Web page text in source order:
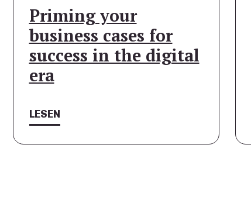
Priming your
business cases for
success in the digital
era
LESEN